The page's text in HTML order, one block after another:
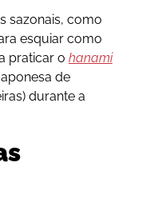
sazonais, como
esquiar como
praticar o hanami
de
durante a